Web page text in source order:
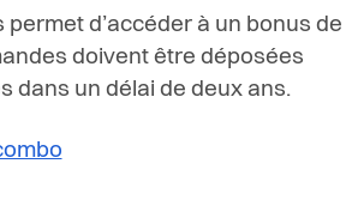
d’accéder à un bonus de
doivent être déposées
dans un délai de deux ans.